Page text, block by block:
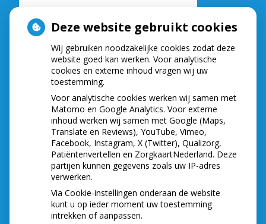
NIEUWS
Let op: valse Infomedics-mails over
openstaande rekening
Tanden bleken? Laat het veilig doen!
Gezond tandvlees: de basis voor een gezonde
mond
Naar de tandarts in het buitenland? Wees op je
hoede!
(Mond)zorgkosten gemaakt in 2025? Check of
die aftrekbaar zijn
Deze website gebruikt cookies
Wij gebruiken noodzakelijke cookies zodat deze
website goed kan werken. Voor analytische
cookies en externe inhoud vragen wij uw
toestemming.
Voor analytische cookies werken wij samen met
Matomo en Google Analytics. Voor externe
inhoud werken wij samen met Google (Maps,
Translate en Reviews), YouTube, Vimeo,
Facebook, Instagram, X (Twitter), Qualizorg,
Patiëntenvertellen en ZorgkaartNederland. Deze
partijen kunnen gegevens zoals uw IP-adres
verwerken.
Via Cookie-instellingen onderaan de website
kunt u op ieder moment uw toestemming
intrekken of aanpassen.